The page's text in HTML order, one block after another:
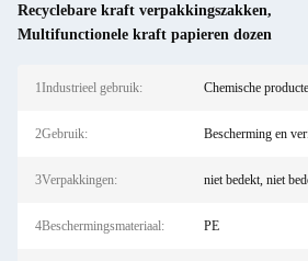
Recyclebare kraft verpakkingszakken,
Multifunctionele kraft papieren dozen
1Industrieel gebruik: Chemische
2Gebruik: Bescherming en
3Verpakkingen: niet bedekt, niet
4Beschermingsmateriaal: PE